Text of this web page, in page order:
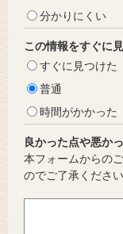
分かりにくい
この情報をすぐに
すぐに見つけた
普通
時間がかかった
良かった点や悪か
本フォームからの
のでご了承ください